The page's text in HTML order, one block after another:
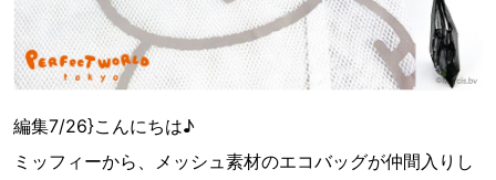
編集7/26}こんにちは♪
ミッフィーから、メッシュ素材のエコバッグが仲間入りし